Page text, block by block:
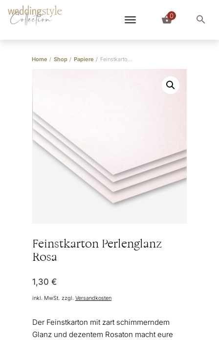
Collection 0
Home / Shop / Papiere / Feinstkarton Perlenglanz Rosa
Feinstkarton Perlenglanz
Rosa
1,30 €
inkl. MwSt. zzgl. Versandkosten
Der Feinstkarton mit zart schimmerndem
Glanz und dezentem Rosaton macht eure